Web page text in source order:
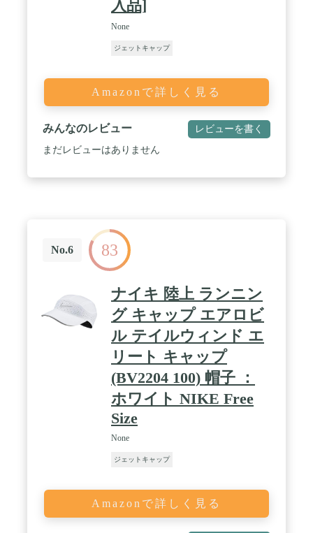
入品]
None
ジェットキャップ
Amazonで詳しく見る
みんなのレビュー レビューを書く
まだレビューはありません
No.6 83
ナイキ 陸上 ランニン
グ キャップ エアロビ
ル テイルウィンド エ
リート キャップ
(BV2204 100) 帽子 ：
ホワイト NIKE Free
Size
None
ジェットキャップ
Amazonで詳しく見る